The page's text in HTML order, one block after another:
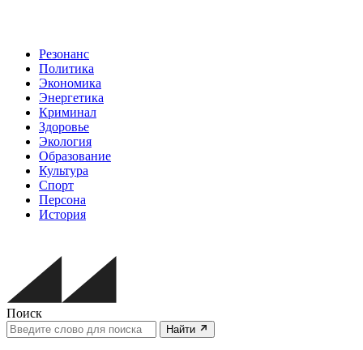
Резонанс
Политика
Экономика
Энергетика
Криминал
Здоровье
Экология
Образование
Культура
Спорт
Персона
История
Поиск
Найти